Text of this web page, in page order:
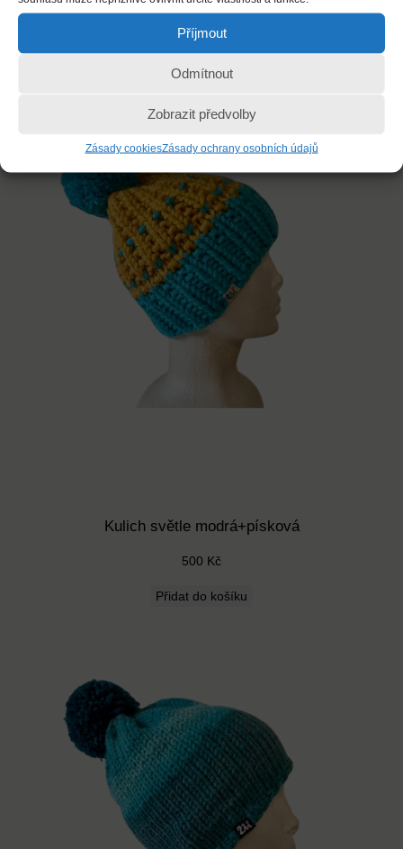
Příjmout
Odmítnout
Zobrazit předvolby
Zásady cookiesZásady ochrany osobních údajů
500Kč
Přidat do košíku
Kulich světle modrá+písková
500 Kč
Přidat do košíku